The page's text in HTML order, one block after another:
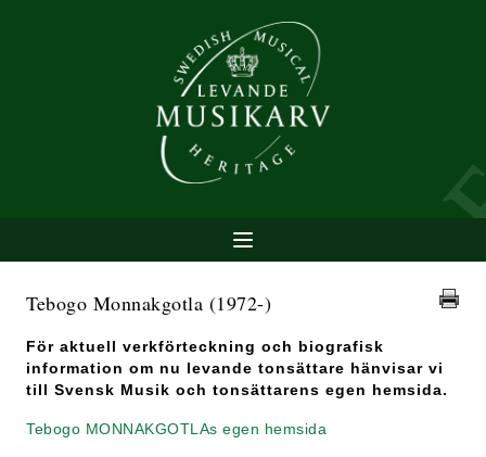
Tebogo Monnakgotla (1972-)
För aktuell verkförteckning och biografisk
information om nu levande tonsättare hänvisar vi
till Svensk Musik och tonsättarens egen hemsida.
Tebogo MONNAKGOTLAs egen hemsida